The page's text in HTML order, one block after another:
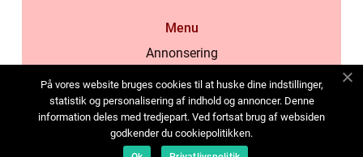
Menu
Annonsering
Cookies
Kontakta oss
Sitemap
På vores website bruges cookies til at huske dine indstillinger,
statistik og personalisering af indhold og annoncer. Denne
information deles med tredjepart. Ved fortsat brug af websiden
godkender du cookiepolitikken.